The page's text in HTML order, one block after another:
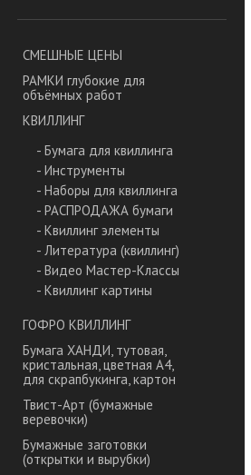
СМЕШНЫЕ ЦЕНЫ
РАМКИ глубокие для
объёмных работ
КВИЛЛИНГ
- Бумага для квиллинга
- Инструменты
- Наборы для квиллинга
- РАСПРОДАЖА бумаги
- Квиллинг элементы
- Литература (квиллинг)
- Видео Мастер-Классы
- Квиллинг картины
ГОФРО КВИЛЛИНГ
Бумага ХАНДИ, тутовая,
кристальная, цветная А4,
для скрапбукинга, картон
Твист-Арт (бумажные
веревочки)
Бумажные заготовки
(открытки и вырубки)